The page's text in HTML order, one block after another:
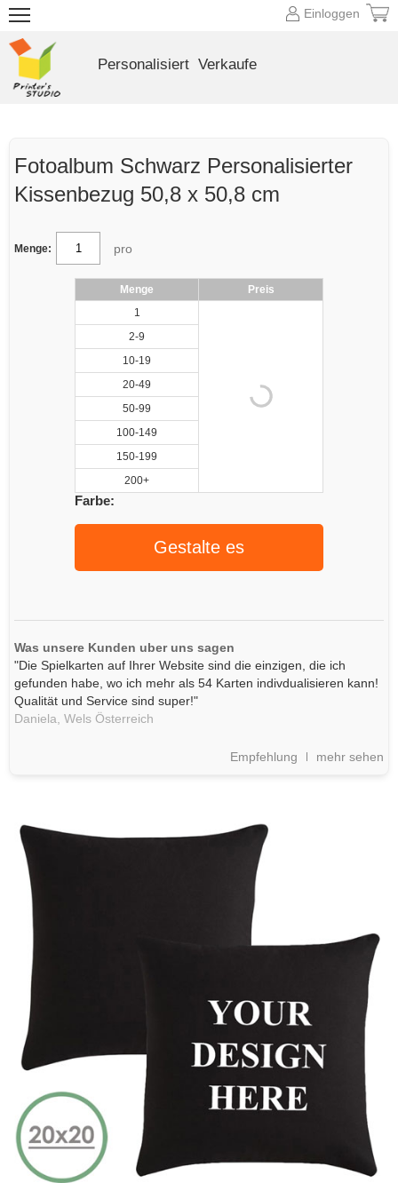
Fotoalbum Schwarz Personalisierter
Kissenbezug 50,8 x 50,8 cm
Menge: pro
Menge
Preis
1
2-9
10-19
20-49
50-99
100-149
150-199
200+
Farbe:
Gestalte es
Was unsere Kunden uber uns sagen
"Die Spielkarten auf Ihrer Website sind die einzigen, die ich
gefunden habe, wo ich mehr als 54 Karten indivdualisieren kann!
Qualität und Service sind super!"
Daniela, Wels Österreich
Empfehlung mehr sehen
Einloggen
Personalisiert Verkaufe